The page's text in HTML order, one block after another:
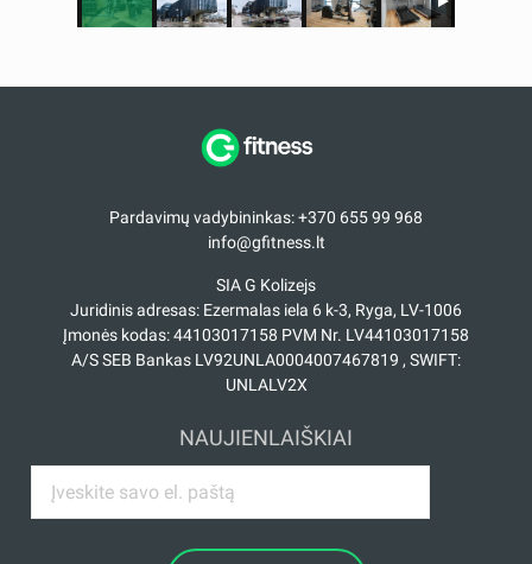
Pardavimų vadybininkas: +370 655 99 968
info@gfitness.lt
SIA G Kolizejs
Juridinis adresas: Ezermalas iela 6 k-3, Ryga, LV-1006
Įmonės kodas: 44103017158 PVM Nr. LV44103017158
A/S SEB Bankas LV92UNLA0004007467819 , SWIFT:
UNLALV2X
NAUJIENLAIŠKIAI